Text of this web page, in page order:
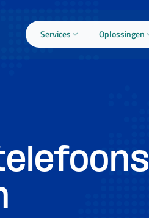
Services Oplossingen